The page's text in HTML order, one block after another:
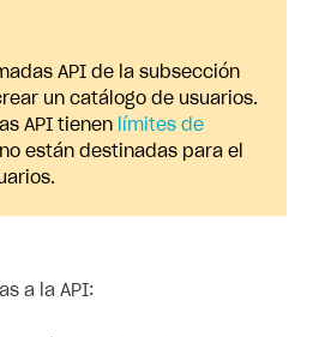
API de la subsección
un catálogo de usuarios.
API tienen
límites de
están destinadas para el
a la API: